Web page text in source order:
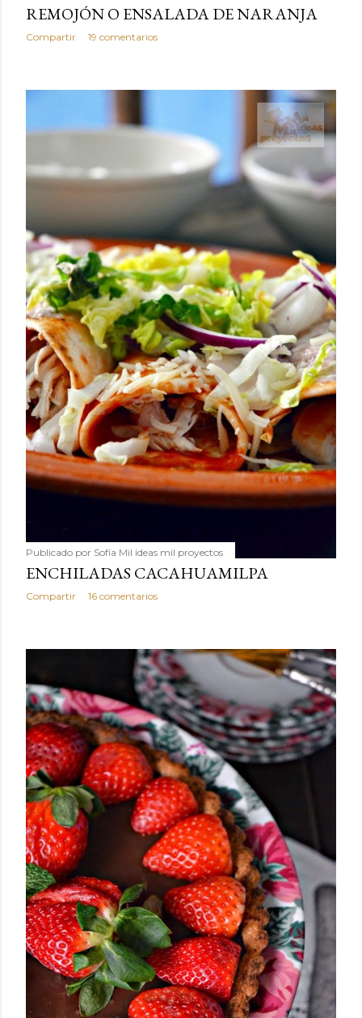
REMOJÓN O ENSALADA DE NARANJA
Compartir 19 comentarios
Publicado por Sofía Mil ideas mil proyectos
ENCHILADAS CACAHUAMILPA
Compartir 16 comentarios